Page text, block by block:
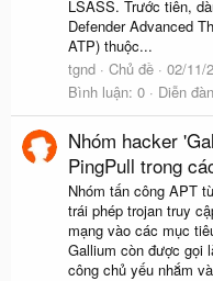
LSASS. Trước tiên,
Defender Advanced
ATP) thuộc...
tgnd
Chủ đề 02/11/
Bình luận: 0 Diễn
Nhóm hacker
PingPull trong
Nhóm tấn công APT
trái phép trojan truy
mạng vào các mục
Gallium còn được gọi
công chủ yếu nhắm